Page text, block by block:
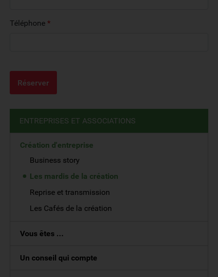
Téléphone *
ENTREPRISES ET ASSOCIATIONS
Création d'entreprise
Business story
Les mardis de la création
Reprise et transmission
Les Cafés de la création
Vous êtes ...
Un conseil qui compte